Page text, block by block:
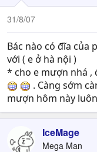
31/8/07
Bác nào có đĩa của
với ( e ở hà nội )
* cho e mượn nhá ,
. Càng sớm
mượn hôm này
IceMage
Mega Man